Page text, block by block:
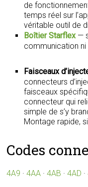
de
temps réel sur
véritable outil de
Boîtier Starflex—
communication
Faisceaux
connecteurs
faisceaux
connecteur qui
simple de s’y
Montage rapide,
Codes
4A9 ·4AA ·4AB ·4AD ·